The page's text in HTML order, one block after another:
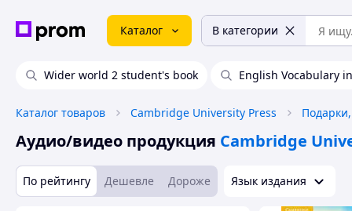
Каталог В категории
Wider world 2 student's book English Vocabulary
Каталог товаров Cambridge University Press
Аудио/видео продукция Cambridge
По рейтингу Дешевле Дороже Язык издания